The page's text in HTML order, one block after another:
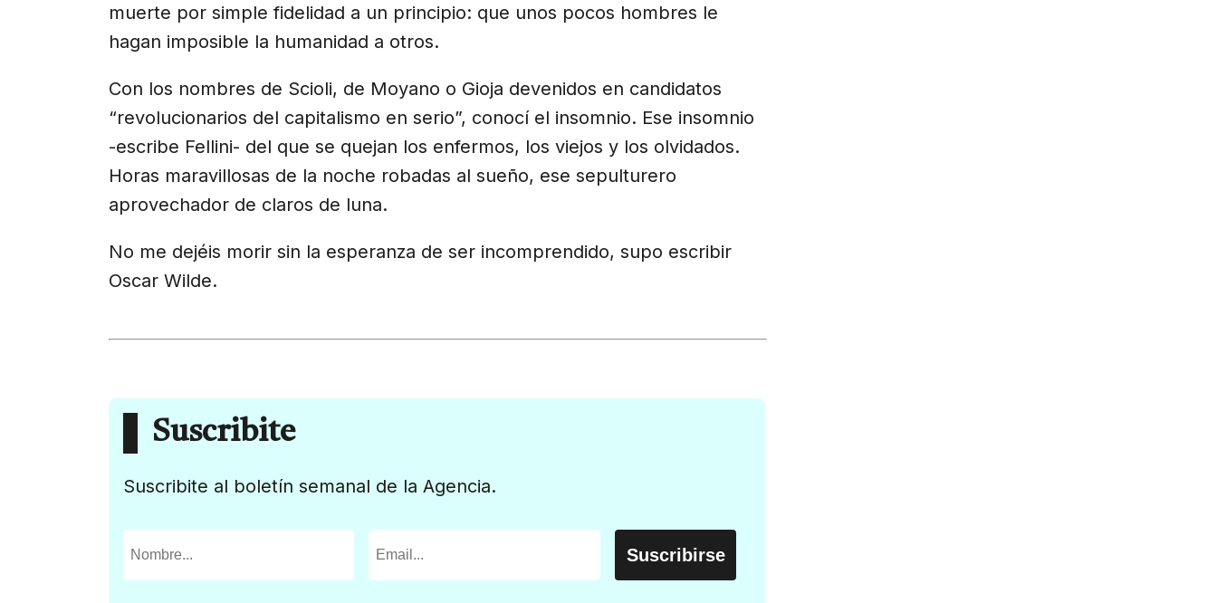
muerte por simple fidelidad a un principio: que unos pocos hombres le
hagan imposible la humanidad a otros.
Con los nombres de Scioli, de Moyano o Gioja devenidos en candidatos
“revolucionarios del capitalismo en serio”, conocí el insomnio. Ese insomnio
-escribe Fellini- del que se quejan los enfermos, los viejos y los olvidados.
Horas maravillosas de la noche robadas al sueño, ese sepulturero
aprovechador de claros de luna.
No me dejéis morir sin la esperanza de ser incomprendido, supo escribir
Oscar Wilde.
Suscribite
Suscribite al boletín semanal de la Agencia.